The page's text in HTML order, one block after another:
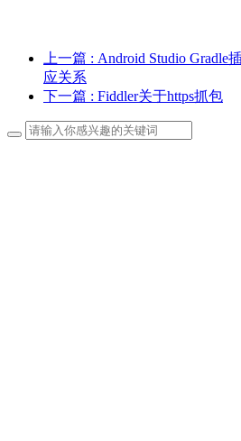
上一篇 : Android Studio Gradle
应关系
下一篇 : Fiddler关于https抓包